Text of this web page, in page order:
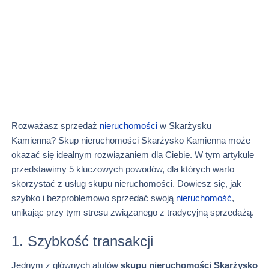
Rozważasz sprzedaż nieruchomości w Skarżysku
Kamienna? Skup nieruchomości Skarżysko Kamienna może
okazać się idealnym rozwiązaniem dla Ciebie. W tym artykule
przedstawimy 5 kluczowych powodów, dla których warto
skorzystać z usług skupu nieruchomości. Dowiesz się, jak
szybko i bezproblemowo sprzedać swoją nieruchomość,
unikając przy tym stresu związanego z tradycyjną sprzedażą.
1. Szybkość transakcji
Jednym z głównych atutów skupu nieruchomości Skarżysko